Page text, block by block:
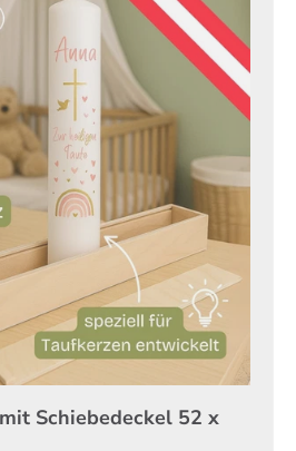
Schiebedeckel 52 x